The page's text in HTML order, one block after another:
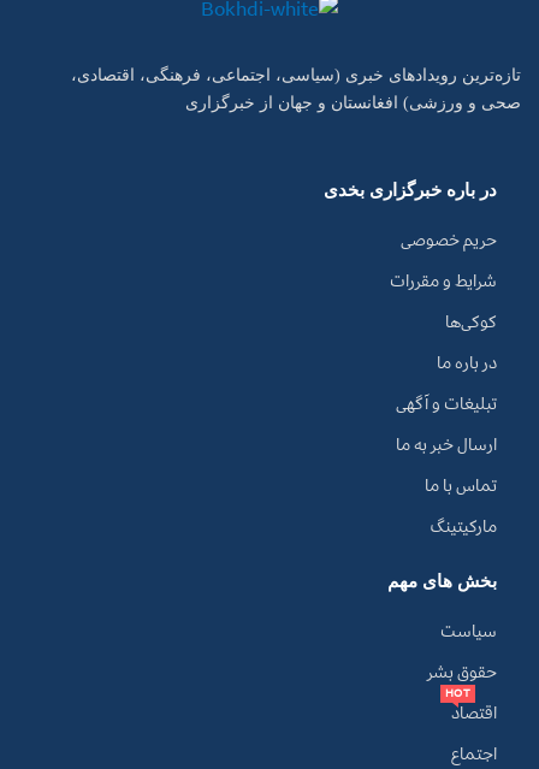
تازه‌ترین رویدادهای خبری (سیاسی، اجتماعی، فرهنگی، اقتصادی،
صحی و ورزشی) افغانستان و جهان از خبرگزاری
در باره خبرگزاری بخدی
حریم خصوصی
شرایط و مقررات
کوکی‌ها
در باره ما
تبلیغات و آگهی
ارسال خبر به ما
تماس با ما
مارکیتینگ
بخش های مهم
سیاست
حقوق بشر
اقتصاد
HOT
اجتماع